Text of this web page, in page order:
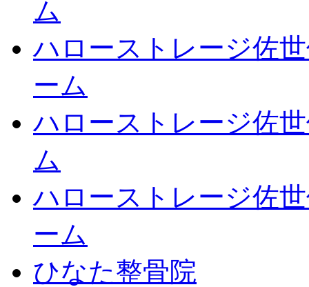
ム
ハローストレージ佐
ーム
ハローストレージ佐
ム
ハローストレージ佐
ーム
ひなた整骨院